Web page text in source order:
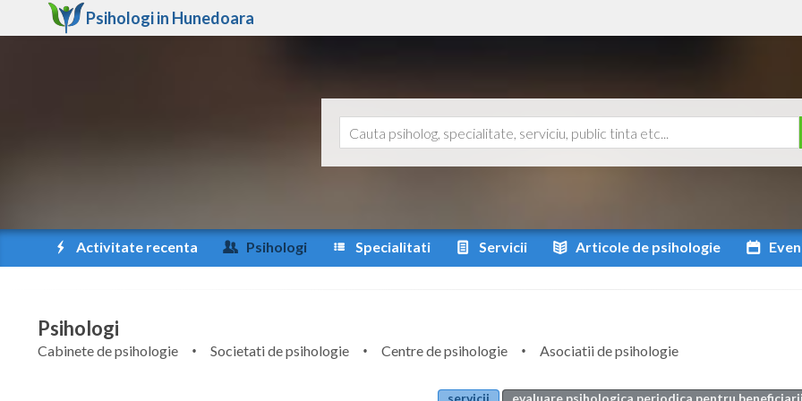
Psihologi in Hunedoara
Activitate recenta Psihologi Specialitati Servicii Articole de psihologie
Psihologi
Cabinete de psihologie Societati de psihologie Centre de psihologie
Asociatii de psihologie
servicii
evaluare psihologica periodica pentru